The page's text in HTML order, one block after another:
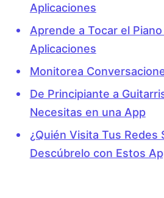
Aplicaciones
Aprende a Tocar el
Aplicaciones
Monitorea
De Principiante a
Necesitas en una App
¿Quién Visita Tus Redes
Descúbrelo con Estos